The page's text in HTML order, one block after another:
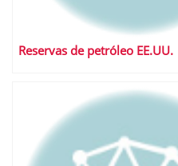
Reservas de petróleo EE.UU.